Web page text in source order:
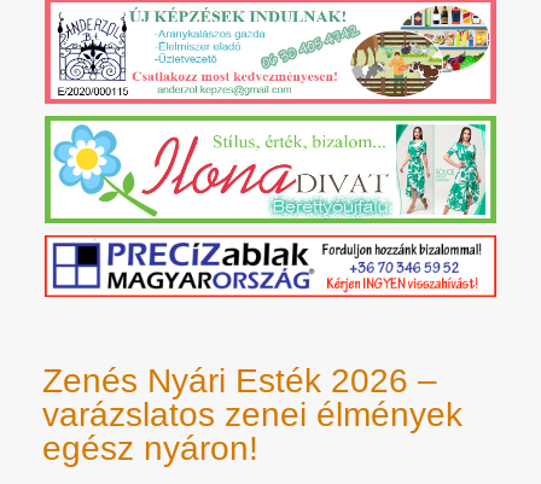
Zenés Nyári Esték 2026 –
varázslatos zenei élmények
egész nyáron!